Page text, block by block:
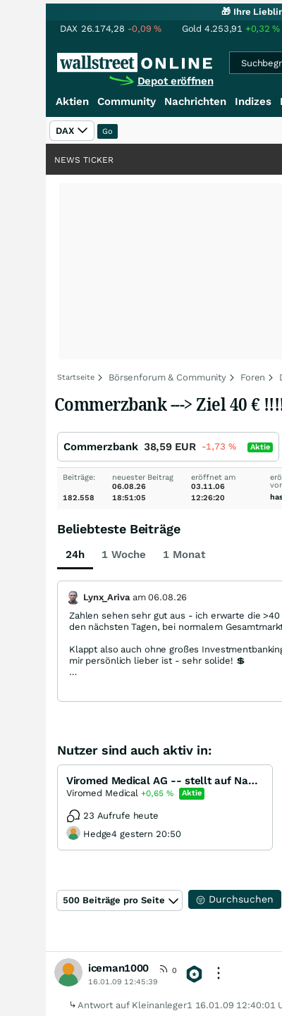
🎁 Ihre
DAX 26.174,28 -0,09% Gold 4.253,91 +0,32%
Depot eröffnen
Aktien Community Nachrichten Indizes
DAX
NEWS TICKER
Startseite Börsenforum & Community Foren
Commerzbank ---> Ziel 40 €
Commerzbank 38,59 EUR -1,73 % Aktie
Beiträge:
182.558
neuester Beitrag
06.08.26
18:51:05
eröffnet am
03.11.06
12:26:20
Beliebteste Beiträge
24h 1 Woche 1 Monat
Lynx_Ariva am06.08.26
Zahlen sehen sehr gut aus - ich erwarte die >40
den nächsten Tagen, bei normalem
Klappt also auch ohne großes
mir persönlich lieber ist - sehr solide! 💲
Nutzer sind auch aktiv in:
Viromed Medical AG -- stellt auf Namensaktien ISIN DE000A40ZVN7 um
Viromed Medical +0,65% Aktie
23 Aufrufe heute
Hedge4 gestern 20:50
500 Beiträge pro Seite Durchsuchen
iceman1000
0
16.01.09 12:45:39
Antwort auf Kleinanleger1 16.01.09 12:40:01